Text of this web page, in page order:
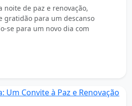
noite de paz e renovação,
gratidão para um descanso
se para um novo dia com